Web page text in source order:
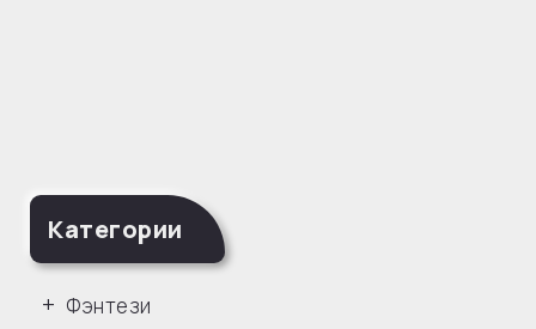
Категории
Фэнтези